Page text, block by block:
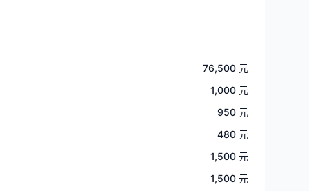
76,500 元
1,000 元
950 元
480 元
1,500 元
1,500 元